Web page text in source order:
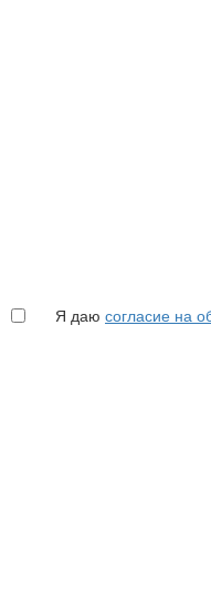
Я даю согласие на